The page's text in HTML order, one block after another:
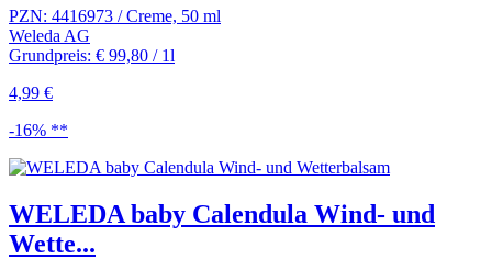
PZN: 4416973 / Creme, 50 ml
Weleda AG
Grundpreis: € 99,80 / 1l
4,99 €
-16% **
WELEDA baby Calendula Wind- und
Wette...